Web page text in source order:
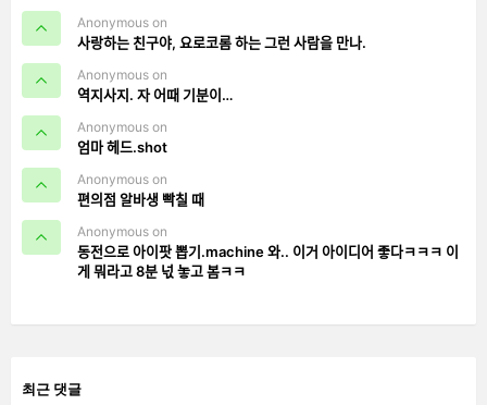
Anonymous on
사랑하는 친구야, 요로코롬 하는 그런 사람을 만나.
Anonymous on
역지사지. 자 어때 기분이…
Anonymous on
엄마 헤드.shot
Anonymous on
편의점 알바생 빡칠 때
Anonymous on
동전으로 아이팟 뽑기.machine 와.. 이거 아이디어 좋다ㅋㅋㅋ 이
게 뭐라고 8분 넋 놓고 봄ㅋㅋ
최근 댓글